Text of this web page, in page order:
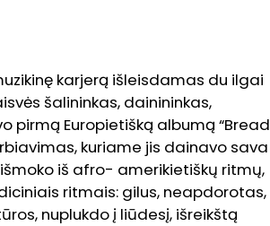
karjerą išleisdamas du ilgai
šalininkas, dainininkas,
pirmą Europietišką albumą “Bread
kuriame jis dainavo sava
iš afro- amerikietiškų ritmų,
ritmais: gilus, neapdorotas,
nuplukdo į liūdesį, išreikštą